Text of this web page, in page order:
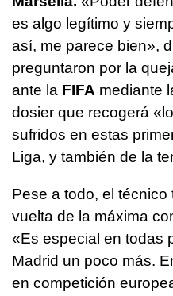
es algo legítimo y
así, me parece bien»,
preguntaron por la
ante la FIFA mediante
dosier que recogerá
sufridos en estas
Liga, y también de la
Pese a todo, el
vuelta de la máxima
«Es especial en todas
Madrid un poco más.
en competición